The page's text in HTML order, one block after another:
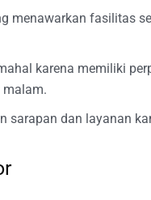
menawarkan fasilitas
karena memiliki
malam.
sarapan dan layanan